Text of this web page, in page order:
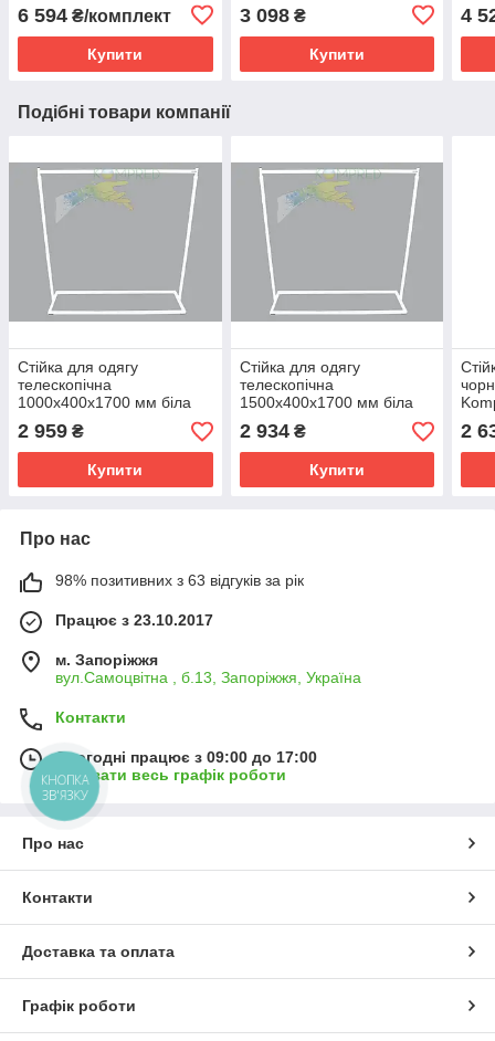
6 594 ₴/комплект
Купити
3 098₴
Купити
4
Подібні товари компанії
Стійка для одягу
телескопічна
1000х400х1700 мм біла
Kompred OL235/3
2 959 ₴
Купити
Стійка для одягу
телескопічна
1500х400х1700 мм біла
Kompred OL235/5
2 934₴
Купити
2
Про нас
98% позитивних з 63 відгуків за рік
Працює з 23.10.2017
м. Запоріжжя
вул.Самоцвітна , б.13, Запоріжжя, Україна
Контакти
Сьогодні працює з 09:00 до 17:00
Показати весь графік роботи
Про нас
Контакти
Доставка та оплата
Графік роботи
КНОПКА
ЗВ'ЯЗКУ